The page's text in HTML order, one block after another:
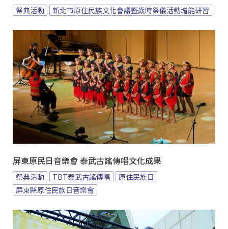
祭典活動 新北市原住民族文化會議暨歲時祭儀活動增能研習
屏東原民日音樂會 泰武古謠傳唱文化成果
祭典活動 TBT泰武古謠傳唱
原住民族日
屏東縣原住民族日音樂會